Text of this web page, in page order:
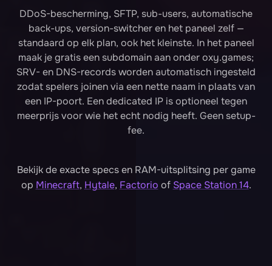
DDoS-bescherming, SFTP, sub-users, automatische
back-ups, version-switcher en het paneel zelf —
standaard op elk plan, ook het kleinste. In het paneel
maak je gratis een subdomain aan onder oxy.games;
SRV- en DNS-records worden automatisch ingesteld
zodat spelers joinen via een nette naam in plaats van
een IP-poort. Een dedicated IP is optioneel tegen
meerprijs voor wie het echt nodig heeft. Geen setup-
fee.
Bekijk de exacte specs en RAM-uitsplitsing per game
op Minecraft, Hytale, Factorio of Space Station 14.